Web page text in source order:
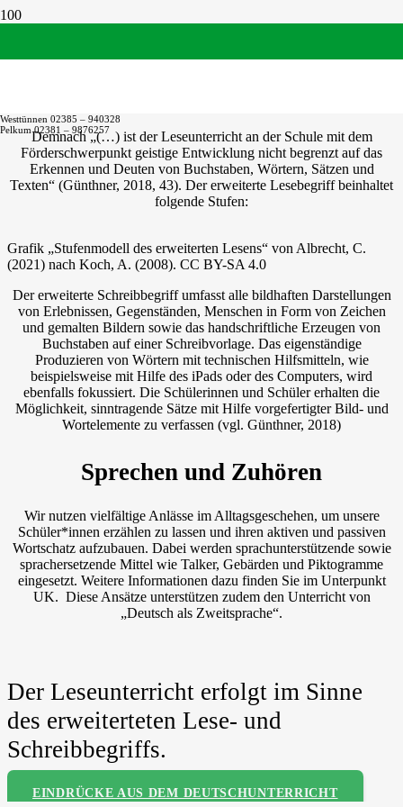
Westtünnen 02385 – 940328
Pelkum 02381 – 9876257
Demnach „(…) ist der Leseunterricht an der Schule mit dem
Förderschwerpunkt geistige Entwicklung nicht begrenzt auf das
Erkennen und Deuten von Buchstaben, Wörtern, Sätzen und
Texten“ (Günthner, 2018, 43). Der erweiterte Lesebegriff beinhaltet
folgende Stufen:
Grafik „Stufenmodell des erweiterten Lesens“ von Albrecht, C.
(2021) nach Koch, A. (2008). CC BY-SA 4.0
Der erweiterte Schreibbegriff umfasst alle bildhaften Darstellungen
von Erlebnissen, Gegenständen, Menschen in Form von Zeichen
und gemalten Bildern sowie das handschriftliche Erzeugen von
Buchstaben auf einer Schreibvorlage. Das eigenständige
Produzieren von Wörtern mit technischen Hilfsmitteln, wie
beispielsweise mit Hilfe des iPads oder des Computers, wird
ebenfalls fokussiert. Die Schülerinnen und Schüler erhalten die
Möglichkeit, sinntragende Sätze mit Hilfe vorgefertigter Bild- und
Wortelemente zu verfassen (vgl. Günthner, 2018)
Sprechen und Zuhören
Wir nutzen vielfältige Anlässe im Alltagsgeschehen, um unsere
Schüler*innen erzählen zu lassen und ihren aktiven und passiven
Wortschatz aufzubauen. Dabei werden sprachunterstützende sowie
sprachersetzende Mittel wie Talker, Gebärden und Piktogramme
eingesetzt. Weitere Informationen dazu finden Sie im Unterpunkt
UK. Diese Ansätze unterstützen zudem den Unterricht von
„Deutsch als Zweitsprache“.
Der Leseunterricht erfolgt im Sinne
des erweiterteten Lese- und
Schreibbegriffs.
EINDRÜCKE AUS DEM DEUTSCHUNTERRICHT